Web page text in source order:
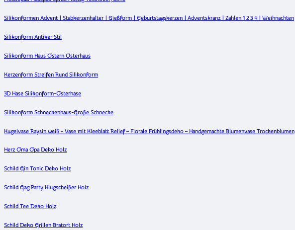
Silikonformen Advent | Stabkerzenhalter | Gießform | Geburtstagskerzen | Adventskranz | Zahlen 1 2 3 4 | Weihnachten
Silikonform Antiker Stil
Silikonform Haus Ostern Osterhaus
Kerzenform Streifen Rund Silikonform
3D Hase Silikonform-Osterhase
Silikonform Schneckenhaus-Große Schnecke
Kugelvase Raysin weiß – Vase mit Kleeblatt Relief – Florale Frühlingsdeko – Handgemachte Blumenvase Trockenblumen
Herz Oma Opa Deko Holz
Schild Gin Tonic Deko Holz
Schild Gag Party Klugscheißer Holz
Schild Tee Deko Holz
Schild Deko Grillen Bratort Holz